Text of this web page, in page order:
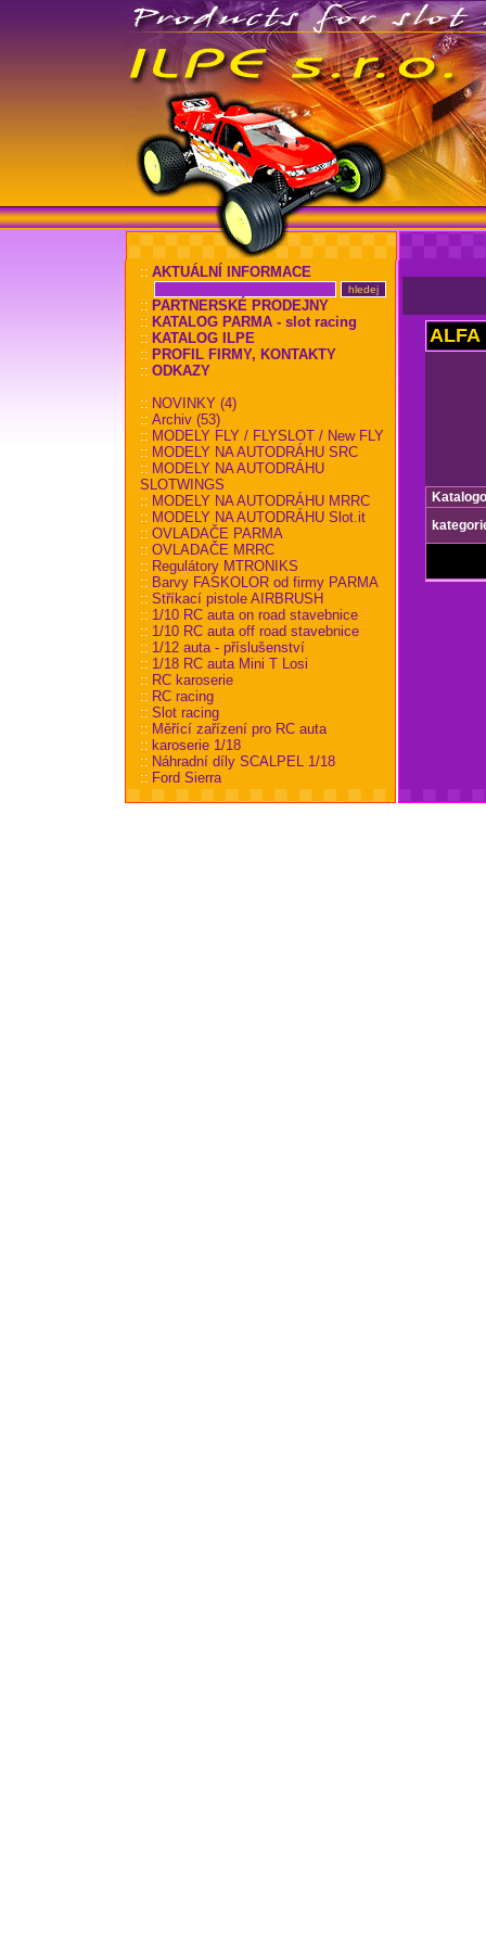
:: AKTUÁLNÍ INFORMACE
:: PARTNERSKÉ PRODEJNY
:: KATALOG PARMA - slot racing
:: KATALOG ILPE
:: PROFIL FIRMY, KONTAKTY
:: ODKAZY
:: NOVINKY (4)
:: Archiv (53)
:: MODELY FLY / FLYSLOT / New FLY
:: MODELY NA AUTODRÁHU SRC
:: MODELY NA AUTODRÁHU
SLOTWINGS
:: MODELY NA AUTODRÁHU MRRC
:: MODELY NA AUTODRÁHU Slot.it
:: OVLADAČE PARMA
:: OVLADAČE MRRC
:: Regulátory MTRONIKS
:: Barvy FASKOLOR od firmy PARMA
:: Stříkací pistole AIRBRUSH
:: 1/10 RC auta on road stavebnice
:: 1/10 RC auta off road stavebnice
:: 1/12 auta - příslušenství
:: 1/18 RC auta Mini T Losi
:: RC karoserie
:: RC racing
:: Slot racing
:: Měřící zařízení pro RC auta
:: karoserie 1/18
:: Náhradní díly SCALPEL 1/18
:: Ford Sierra
ALFA